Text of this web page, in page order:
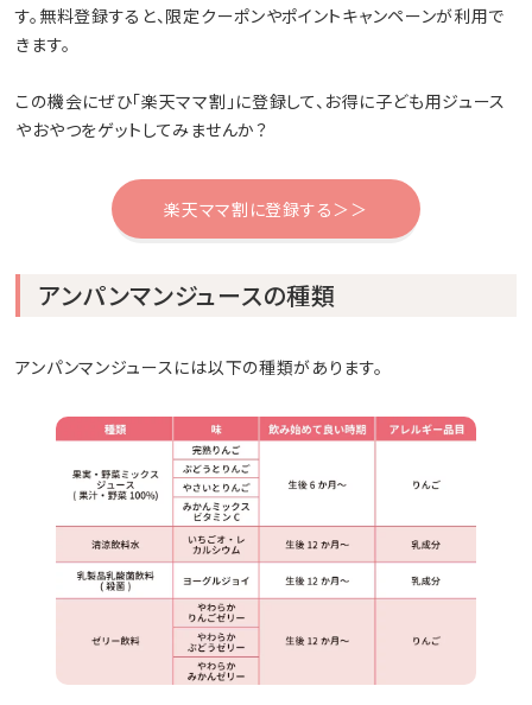
す。無料登録すると、限定クーポンやポイントキャンペーンが利用で
きます。
この機会にぜひ「楽天ママ割」に登録して、お得に子ども用ジュース
やおやつをゲットしてみませんか？
楽天ママ割に登録する＞＞
アンパンマンジュースの種類
アンパンマンジュースには以下の種類があります。